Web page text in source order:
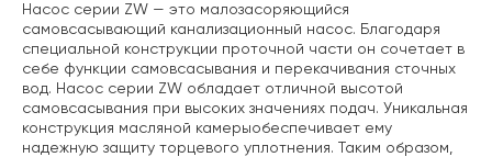
Насос серии ZW — это малозасоряющийся
самовсасывающий канализационный насос. Благодаря
специальной конструкции проточной части он сочетает в
себе функции самовсасывания и перекачивания сточных
вод. Насос серии ZW обладает отличной высотой
самовсасывания при высоких значениях подач. Уникальная
конструкция масляной камерыобеспечивает ему
надежную защиту торцевого уплотнения. Таким образом,